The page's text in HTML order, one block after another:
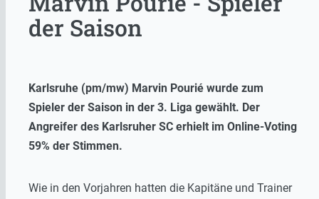
der Saison
Karlsruhe (pm/mw) Marvin Pourié wurde zum
Spieler der Saison in der 3. Liga gewählt. Der
Angreifer des Karlsruher SC erhielt im Online-Voting
59% der Stimmen.
Wie in den Vorjahren hatten die Kapitäne und Trainer